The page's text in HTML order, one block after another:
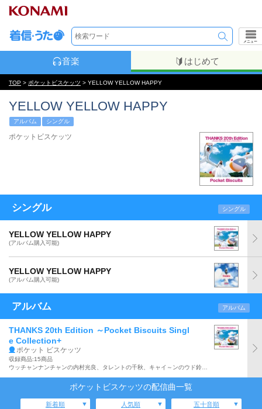
メニュー
音楽 はじめて
TOP > ポケットビスケッツ > YELLOW YELLOW HAPPY
YELLOW YELLOW HAPPY
アルバム シングル
ポケットビスケッツ
シングル シングル
YELLOW YELLOW HAPPY
(アルバム購入可能)
YELLOW YELLOW HAPPY
(アルバム購入可能)
アルバム アルバム
THANKS 20th Edition ～Pocket Biscuits Singl
e Collection+
ポケット ビスケッツ
収録商品:15商品
ポケットビスケッツの配信曲一覧
新着順 人気順 五十音順